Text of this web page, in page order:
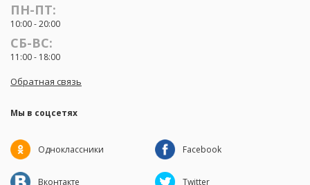
ПН-ПТ:
10:00 - 20:00
СБ-ВС:
11:00 - 18:00
Обратная связь
Мы в соцсетях
Одноклассники Facebook
Вконтакте Twitter